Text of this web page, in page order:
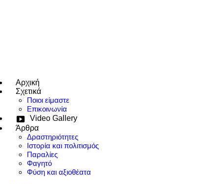
and down arrows to review and enter to go to the desired
Αρχική
Σχετικά
Ποιοι είμαστε
Επικοινωνία
Video Gallery
Άρθρα
Δραστηριότητες
Ιστορία και πολιτισμός
Παραλίες
Φαγητό
Φύση και αξιοθέατα